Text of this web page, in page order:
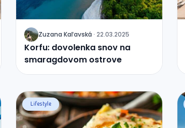
J Zuzana Kaľavská · 22.03.2025
Korfu: dovolenka snov na
smaragdovom ostrove
Lifestyle